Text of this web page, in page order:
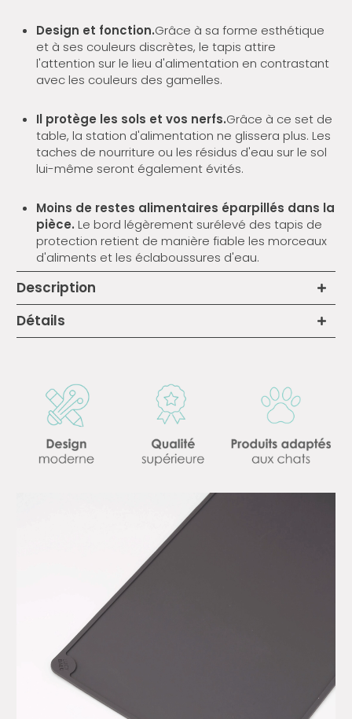
Design et fonction.Grâce à sa forme esthétique
et à ses couleurs discrètes, le tapis attire
l'attention sur le lieu d'alimentation en contrastant
avec les couleurs des gamelles.
Il protège les sols et vos nerfs.Grâce à ce set de
table, la station d'alimentation ne glissera plus. Les
taches de nourriture ou les résidus d'eau sur le sol
lui-même seront également évités.
Moins de restes alimentaires éparpillés dans la
pièce. Le bord légèrement surélevé des tapis de
protection retient de manière fiable les morceaux
d'aliments et les éclaboussures d'eau.
Description
Détails